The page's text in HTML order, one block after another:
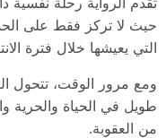
حيث لا تركز فقط على
التي يعيشها خلال فترة
ومع مرور الوقت، تتحول
طويل في الحياة والحرية
من العقوبة.